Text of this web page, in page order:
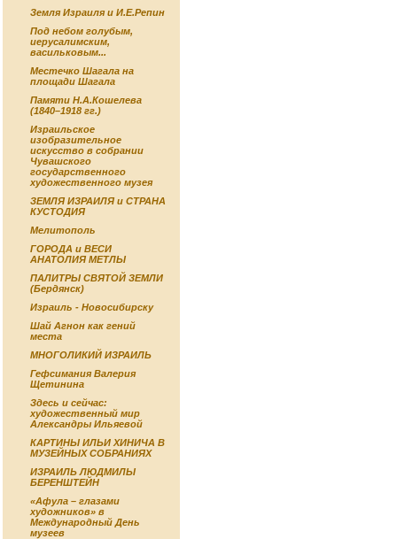
Земля Израиля и И.Е.Репин
Под небом голубым,
иерусалимским,
васильковым...
Местечко Шагала на
площади Шагала
Памяти Н.А.Кошелева
(1840–1918 гг.)
Израильское
изобразительное
искусство в собрании
Чувашского
государственного
художественного музея
ЗЕМЛЯ ИЗРАИЛЯ и СТРАНА
КУСТОДИЯ
Мелитополь
ГОРОДА и ВЕСИ
АНАТОЛИЯ МЕТЛЫ
ПАЛИТРЫ СВЯТОЙ ЗЕМЛИ
(Бердянск)
Израиль - Новосибирску
Шай Агнон как гений
места
МНОГОЛИКИЙ ИЗРАИЛЬ
Гефсимания Валерия
Щетинина
Здесь и сейчас:
художественный мир
Александры Ильяевой
КАРТИНЫ ИЛЬИ ХИНИЧА В
МУЗЕЙНЫХ СОБРАНИЯХ
ИЗРАИЛЬ ЛЮДМИЛЫ
БЕРЕНШТЕЙН
«Афула – глазами
художников» в
Международный День
музеев